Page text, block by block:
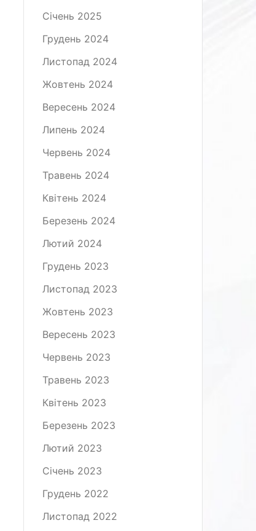
Січень 2025
Грудень 2024
Листопад 2024
Жовтень 2024
Вересень 2024
Липень 2024
Червень 2024
Травень 2024
Квітень 2024
Березень 2024
Лютий 2024
Грудень 2023
Листопад 2023
Жовтень 2023
Вересень 2023
Червень 2023
Травень 2023
Квітень 2023
Березень 2023
Лютий 2023
Січень 2023
Грудень 2022
Листопад 2022